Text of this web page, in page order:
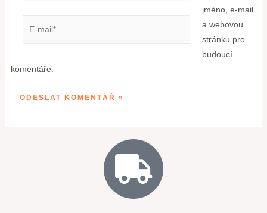
jméno, e-mail
a webovou
stránku pro
budoucí
komentáře.